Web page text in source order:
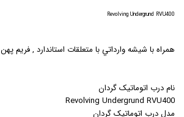
Revolving Undergrund RVU400
همراه با شيشه وارداتي با متعلقات استاندارد , فريم پهن
نام درب اتوماتیک گردان
Revolving Undergrund RVU400
مدل درب اتوماتیک گردان